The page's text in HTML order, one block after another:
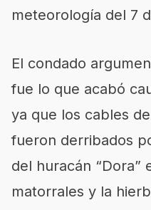
meteorología del 7
El condado
fue lo que acabó
ya que los cables
fueron derribados
del huracán “Dora”
matorrales y la